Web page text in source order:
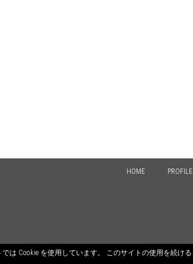
HOME PROFILE
は Cookie を使用しています。 このサイトの使用を続け